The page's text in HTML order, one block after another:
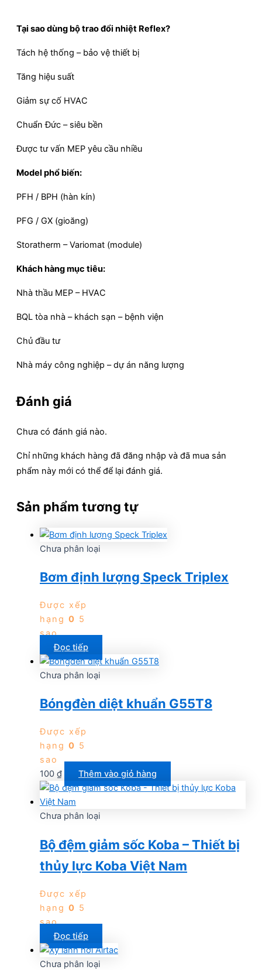
Tại sao dùng bộ trao đổi nhiệt Reflex?
Tách hệ thống – bảo vệ thiết bị
Tăng hiệu suất
Giảm sự cố HVAC
Chuẩn Đức – siêu bền
Được tư vấn MEP yêu cầu nhiều
Model phổ biến:
PFH / BPH (hàn kín)
PFG / GX (gioăng)
Storatherm – Variomat (module)
Khách hàng mục tiêu:
Nhà thầu MEP – HVAC
BQL tòa nhà – khách sạn – bệnh viện
Chủ đầu tư
Nhà máy công nghiệp – dự án năng lượng
Đánh giá
Chưa có đánh giá nào.
Chỉ những khách hàng đã đăng nhập và đã mua sản
phẩm này mới có thể để lại đánh giá.
Sản phẩm tương tự
Chưa phân loại
Bơm định lượng Speck Triplex
Được xếp
hạng 0 5
sao
Đọc tiếp
Chưa phân loại
Bóngđèn diệt khuẩn G55T8
Được xếp
hạng 0 5
sao
100 ₫ Thêm vào giỏ hàng
Chưa phân loại
Bộ đệm giảm sốc Koba – Thiết bị
thủy lực Koba Việt Nam
Được xếp
hạng 0 5
sao
Đọc tiếp
Chưa phân loại